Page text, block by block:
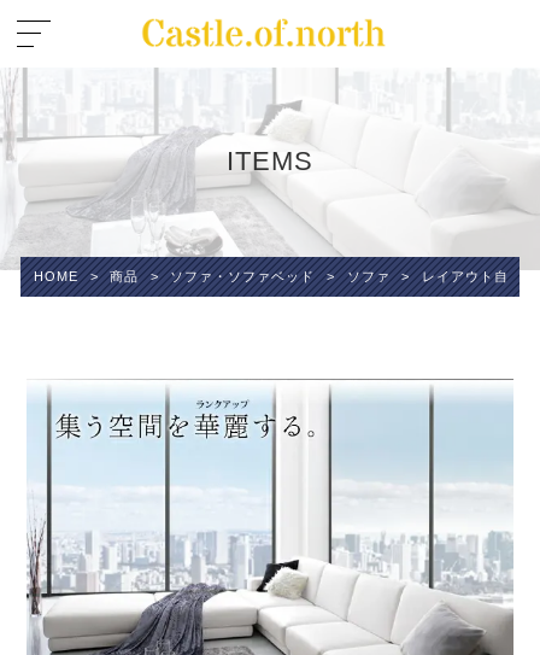
ITEMS
HOME > 商品 > ソファ・ソファベッド > ソファ > レイアウト自由